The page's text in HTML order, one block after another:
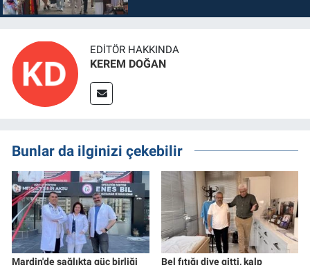
EDITÖR HAKKINDA
KEREM DOĞAN
Bunlar da ilginizi çekebilir
Mardin'de sağlıkta güç birliği
Bel fıtığı diye gitti, kalp